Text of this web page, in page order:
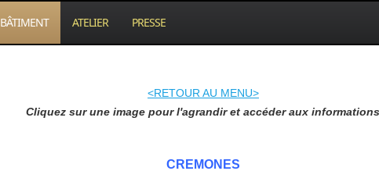
BÂTIMENT ATELIER PRESSE
<RETOUR AU MENU>
Cliquez sur une image pour l'agrandir et accéder aux
CREMONES